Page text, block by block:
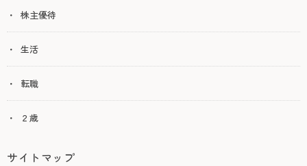
株主優待
生活
転職
２歳
サイトマップ